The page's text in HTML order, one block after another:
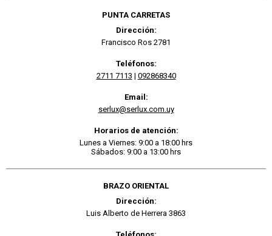
PUNTA CARRETAS
Dirección:
Francisco Ros 2781
Teléfonos:
2711 7113 | 092868340
Email:
serlux@serlux.com.uy
Horarios de atención:
Lunes a Viernes: 9:00 a 18:00 hrs
Sábados: 9:00 a 13:00 hrs
BRAZO ORIENTAL
Dirección:
Luis Alberto de Herrera 3863